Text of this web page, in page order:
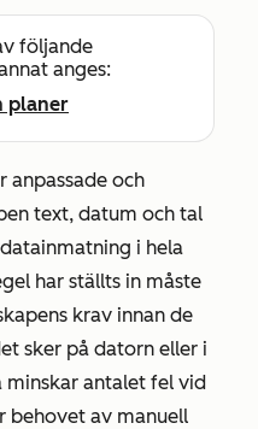
följande
anges:
planer
anpassade och
text, datum och tal
i hela
har ställts in måste
krav innan de
sker på datorn eller i
minskar antalet fel vid
behovet av manuell